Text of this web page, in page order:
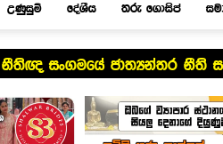
උණුසුම් දේශීය තරු ගොසිප්
නීතිඥ සංගමයේ ජාත්‍යන්තර නීති